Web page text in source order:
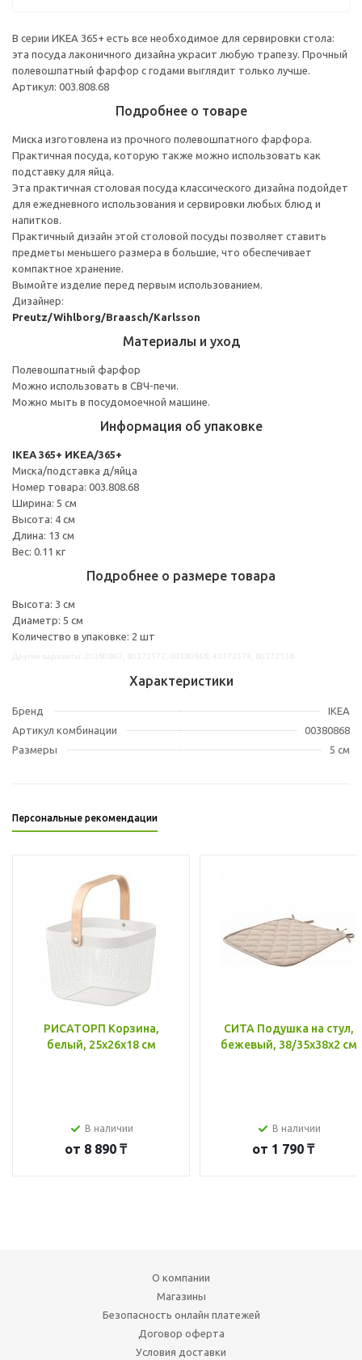
В серии ИКЕА 365+ есть все необходимое для сервировки стола:
эта посуда лаконичного дизайна украсит любую трапезу. Прочный
полевошпатный фарфор с годами выглядит только лучше.
Артикул: 003.808.68
Подробнее о товаре
Миска изготовлена из прочного полевошпатного фарфора.
Практичная посуда, которую также можно использовать как
подставку для яйца.
Эта практичная столовая посуда классического дизайна подойдет
для ежедневного использования и сервировки любых блюд и
напитков.
Практичный дизайн этой столовой посуды позволяет ставить
предметы меньшего размера в большие, что обеспечивает
компактное хранение.
Вымойте изделие перед первым использованием.
Дизайнер:
Preutz/Wihlborg/Braasch/Karlsson
Материалы и уход
Полевошпатный фарфор
Можно использовать в СВЧ-печи.
Можно мыть в посудомоечной машине.
Информация об упаковке
IKEA 365+ ИКЕА/365+
Миска/подставка д/яйца
Номер товара: 003.808.68
Ширина: 5 см
Высота: 4 см
Длина: 13 см
Вес: 0.11 кг
Подробнее о размере товара
Высота: 3 см
Диаметр: 5 см
Количество в упаковке: 2 шт
Характеристики
Бренд
IKEA
Артикул комбинации
00380868
Размеры
5 см
Персональные рекомендации
РИСАТОРП Корзина,
белый, 25x26x18 см
В наличии
от 8 890 ₸
СИТА Подушка на стул,
бежевый, 38/35x38x2 см
В наличии
от 1 790 ₸
О компании
Магазины
Безопасность онлайн платежей
Договор оферта
Условия доставки